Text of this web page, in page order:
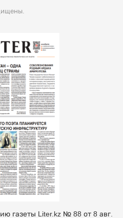
газеты Liter.kz № 88 от 8 авг.